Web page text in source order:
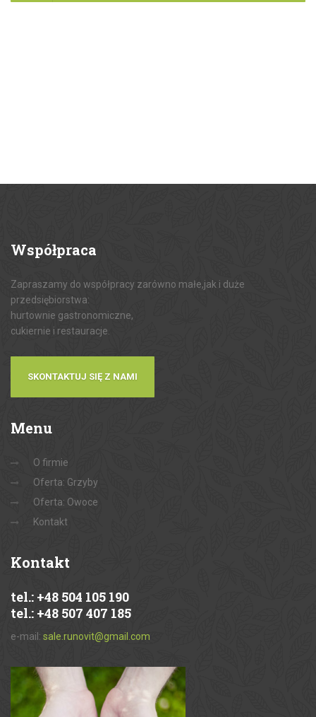
Współpraca
Zapraszamy do współpracy zarówno małe,jak i duże
przedsiębiorstwa:
hurtownie gastronomiczne,
cukiernie i restauracje.
SKONTAKTUJ SIĘ Z NAMI
Menu
O firmie
Oferta: Grzyby
Oferta: Owoce
Kontakt
Kontakt
tel.: +48 504 105 190
tel.: +48 507 407 185
e-mail: sale.runovit@gmail.com